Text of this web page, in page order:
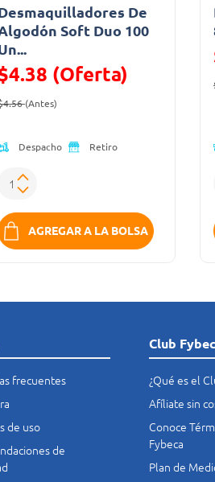
De
Soft Duo 100
(Oferta)
reducido de
(Antes)
Despacho Retiro
AGREGAR A LA BOLSA
frecuentes
de uso
de
Club
¿Qué es el
Afíliate sin
Conoce
Fybeca
Plan de